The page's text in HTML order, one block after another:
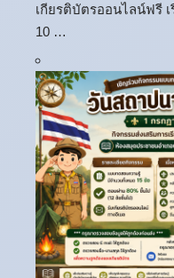
เกียรติบัตรออนไลน์ฟรี
10 …